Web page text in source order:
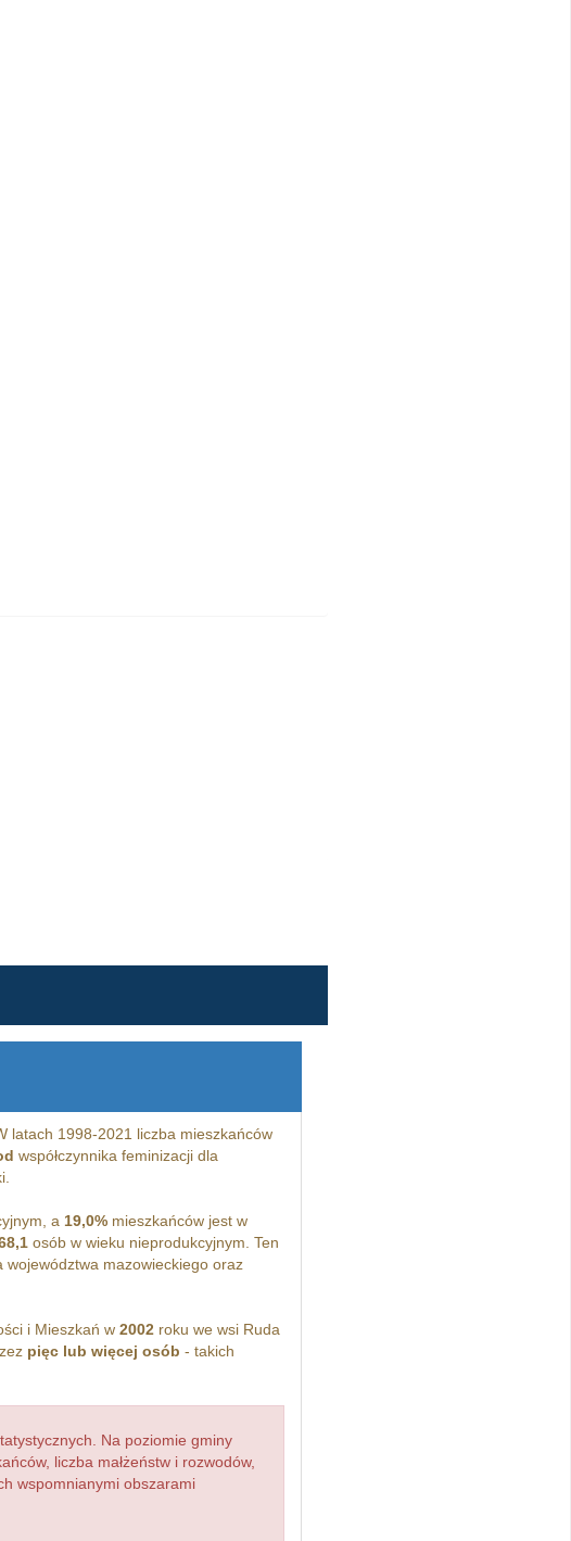
latach 1998-2021 liczba mieszkańców
współczynnika feminizacji dla
a 19,0%mieszkańców jest w
osób w wieku nieprodukcyjnym. Ten
województwa mazowieckiego oraz
i Mieszkań w 2002roku we wsi Ruda
pięc lub więcej osób - takich
Na poziomie gminy
liczba małżeństw i rozwodów,
wspomnianymi obszarami